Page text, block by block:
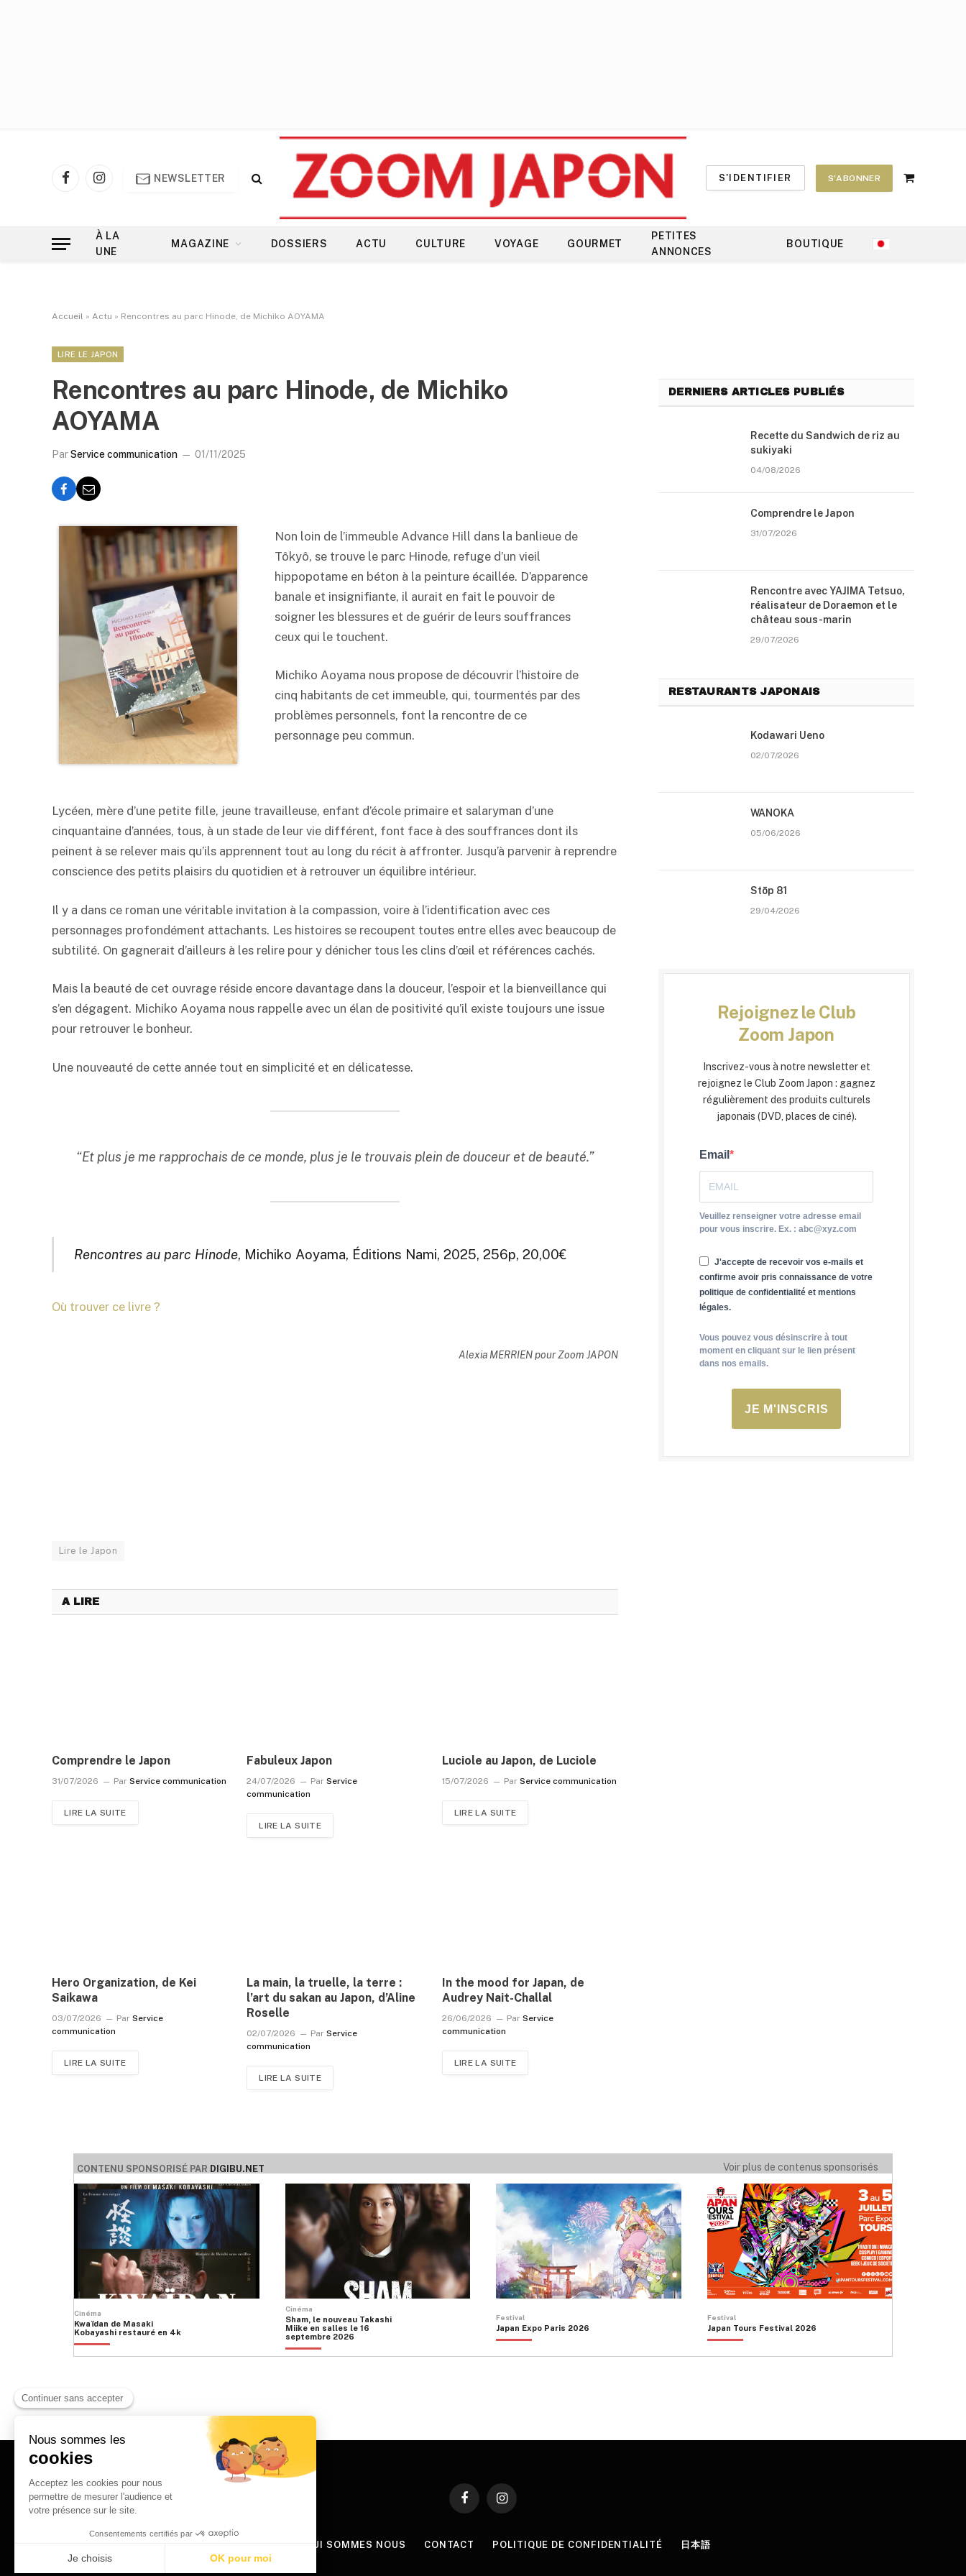
FacebookInstagram
NEWSLETTER S'IDENTIFIER S'ABONNER
Shopping
À LA
UNE
MAGAZINE DOSSIERS ACTU CULTURE VOYAGE GOURMET
PETITES
ANNONCES
BOUTIQUE
Accueil » Actu » Rencontres au parc Hinode, de Michiko AOYAMA
LIRE LE JAPON
Rencontres au parc Hinode, de Michiko
AOYAMA
ParService communication 01/11/2025
Non loin de l’immeuble Advance Hill dans la banlieue de
Tôkyô, se trouve le parc Hinode, refuge d’un vieil
hippopotame en béton à la peinture écaillée. D’apparence
banale et insignifiante, il aurait en fait le pouvoir de
soigner les blessures et de guérir de leurs souffrances
ceux qui le touchent.
Michiko Aoyama nous propose de découvrir l’histoire de
cinq habitants de cet immeuble, qui, tourmentés par des
problèmes personnels, font la rencontre de ce
personnage peu commun.
Lycéen, mère d’une petite fille, jeune travailleuse, enfant d’école primaire et salaryman d’une
cinquantaine d’années, tous, à un stade de leur vie différent, font face à des souffrances dont ils
peinent à se relever mais qu’ils apprennent tout au long du récit à affronter. Jusqu’à parvenir à reprendre
conscience des petits plaisirs du quotidien et à retrouver un équilibre intérieur.
Il y a dans ce roman une véritable invitation à la compassion, voire à l’identification avec ces
personnages profondément attachants. Les histoires se recoupent toutes entre elles avec beaucoup de
subtilité. On gagnerait d’ailleurs à les relire pour y dénicher tous les clins d’œil et références cachés.
Mais la beauté de cet ouvrage réside encore davantage dans la douceur, l’espoir et la bienveillance qui
s’en dégagent. Michiko Aoyama nous rappelle avec un élan de positivité qu’il existe toujours une issue
pour retrouver le bonheur.
Une nouveauté de cette année tout en simplicité et en délicatesse.
“Et plus je me rapprochais de ce monde, plus je le trouvais plein de douceur et de beauté.”
Rencontres au parc Hinode, Michiko Aoyama, Éditions Nami, 2025, 256p, 20,00€
Où trouver ce livre ?
Alexia MERRIEN pour Zoom JAPON
Lire le Japon
A LIRE
Comprendre le Japon
31/07/2026 Par Service communication
LIRE LA SUITE
Fabuleux Japon
24/07/2026 Par Service
communication
LIRE LA SUITE
Luciole au Japon, de Luciole
15/07/2026 Par Service communication
LIRE LA SUITE
Hero Organization, de Kei
Saikawa
03/07/2026 Par Service
communication
LIRE LA SUITE
La main, la truelle, la terre :
l’art du sakan au Japon, d’Aline
Roselle
02/07/2026 Par Service
communication
LIRE LA SUITE
In the mood for Japan, de
Audrey Nait-Challal
26/06/2026 Par Service
communication
LIRE LA SUITE
DERNIERS ARTICLES PUBLIÉS
Recette du Sandwich de riz au
sukiyaki
04/08/2026
Comprendre le Japon
31/07/2026
Rencontre avec YAJIMA Tetsuo,
réalisateur de Doraemon et le
château sous-marin
29/07/2026
RESTAURANTS JAPONAIS
Kodawari Ueno
02/07/2026
WANOKA
05/06/2026
Stōp 81
29/04/2026
Rejoignez le Club
Zoom Japon
Inscrivez-vous à notre newsletter et
rejoignez le Club Zoom Japon : gagnez
régulièrement des produits culturels
japonais (DVD, places de ciné).
Email
Veuillez renseigner votre adresse email
pour vous inscrire. Ex. : abc@xyz.com
J'accepte de recevoir vos e-mails et
confirme avoir pris connaissance de votre
politique de confidentialité et mentions
légales.
Vous pouvez vous désinscrire à tout
moment en cliquant sur le lien présent
dans nos emails.
JE M'INSCRIS
CONTENU SPONSORISÉ PAR DIGIBU.NET Voir plus de contenus sponsorisés
Cinéma
Kwaïdan de Masaki
Kobayashi restauré en 4k
Cinéma
Sham, le nouveau Takashi
Miike en salles le 16
septembre 2026
Festival
Japan Expo Paris 2026
Festival
Japan Tours Festival 2026
FacebookInstagram
QUI SOMMES NOUS CONTACT POLITIQUE DE CONFIDENTIALITÉ 日本語